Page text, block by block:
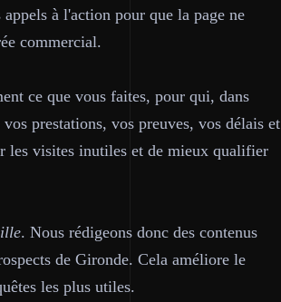
à l'action pour que la page ne
commercial.
ce que vous faites, pour qui, dans
prestations, vos preuves, vos délais et
les visites inutiles et de mieux qualifier
. Nous rédigeons donc des contenus
de Gironde. Cela améliore le
les plus utiles.